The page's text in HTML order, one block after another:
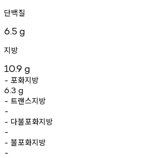
단백질
6.5 g
지방
10.9 g
- 포화지방
6.3 g
- 트랜스지방
-
- 다불포화지방
-
- 불포화지방
-